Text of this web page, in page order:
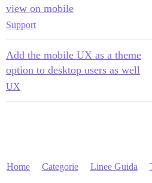
view on mobile
Support
Add the mobile UX as a theme
option to desktop users as well
UX
Home Categorie Linee Guida